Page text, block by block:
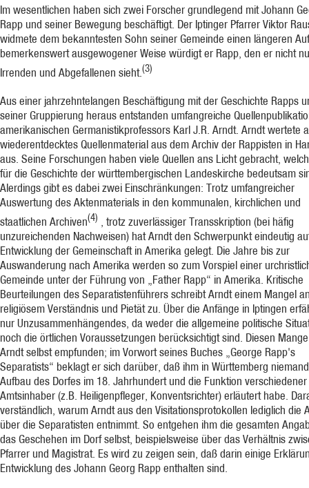
Im wesentlichen haben sich zwei Forscher grundlegend mit Johann
Rapp und seiner Bewegung beschäftigt. Der Iptinger Pfarrer Viktor
widmete dem bekanntesten Sohn seiner Gemeinde einen längeren
bemerkenswert ausgewogener Weise würdigt er Rapp, den er nicht
Irrenden und Abgefallenen sieht.(3)
Aus einer jahrzehntelangen Beschäftigung mit der Geschichte Rapps
seiner Gruppierung heraus entstanden umfangreiche
amerikanischen Germanistikprofessors Karl J.R. Arndt. Arndt wertete
wiederentdecktes Quellenmaterial aus dem Archiv der Rappisten in
aus. Seine Forschungen haben viele Quellen ans Licht gebracht,
für die Geschichte der württembergischen Landeskirche bedeutsam
Alerdings gibt es dabei zwei Einschränkungen: Trotz umfangreicher
Auswertung des Aktenmaterials in den kommunalen, kirchlichen und
staatlichen Archiven(4)
, trotz zuverlässiger Transskription (bei häfig
unzureichenden Nachweisen) hat Arndt den Schwerpunkt eindeutig
Entwicklung der Gemeinschaft in Amerika gelegt. Die Jahre bis zur
Auswanderung nach Amerika werden so zum Vorspiel einer
Gemeinde unter der Führung von „Father Rapp“ in Amerika. Kritische
Beurteilungen des Separatistenführers schreibt Arndt einem Mangel
religiösem Verständnis und Pietät zu. Über die Anfänge in Iptingen
nur Unzusammenhängendes, da weder die allgemeine politische
noch die örtlichen Voraussetzungen berücksichtigt sind. Diesen
Arndt selbst empfunden; im Vorwort seines Buches „George Rapp's
Separatists“ beklagt er sich darüber, daß ihm in Württemberg
Aufbau des Dorfes im 18. Jahrhundert und die Funktion verschiedener
Amtsinhaber (z.B. Heiligenpfleger, Konventsrichter) erläutert habe.
verständlich, warum Arndt aus den Visitationsprotokollen lediglich die
über die Separatisten entnimmt. So entgehen ihm die gesamten
das Geschehen im Dorf selbst, beispielsweise über das Verhältnis
Pfarrer und Magistrat. Es wird zu zeigen sein, daß darin einige
Entwicklung des Johann Georg Rapp enthalten sind.